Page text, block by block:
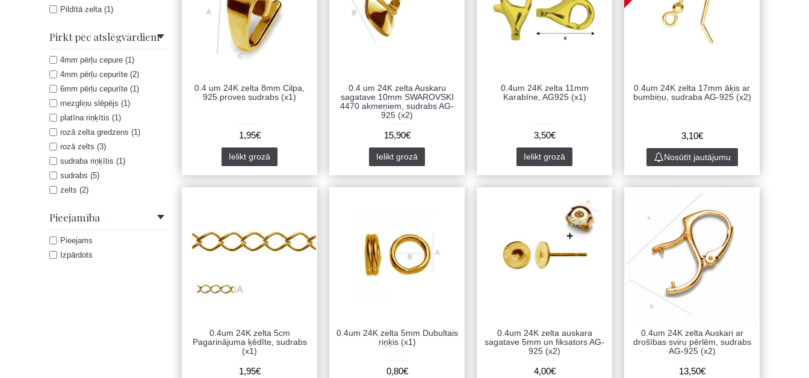
Pildītā zelta (1)
Pirkt pēc atslēgvārdiem
4mm pērļu cepure (1)
4mm pērļu cepurīte (2)
6mm pērļu cepurīte (1)
mezgliņu slēpējs (1)
platīna riņķītis (1)
rozā zelta gredzens (1)
rozā zelts (3)
sudraba riņķītis (1)
sudrabs (5)
zelts (2)
Pieejamība
Pieejams
Izpārdots
0.4 um 24K zelta 8mm Cilpa,
925.proves sudrabs (x1)
1,95€
Ielikt grozā
0.4 um 24K zelta Auskaru
sagatave 10mm SWAROVSKI
4470 akmeņiem, sudrabs AG-
925 (x2)
15,90€
Ielikt grozā
0.4um 24K zelta 11mm
Karabīne, AG925 (x1)
3,50€
Ielikt grozā
0.4um 24K zelta 17mm āķis ar
bumbiņu, sudraba AG-925 (x2)
3,10€
Nosūtīt jautājumu
0.4um 24K zelta 5cm
Pagarinājuma ķēdīte, sudrabs
(x1)
1,95€
0.4um 24K zelta 5mm Dubultais
riņķis (x1)
0,80€
0.4um 24K zelta auskara
sagatave 5mm un fiksators AG-
925 (x2)
4,00€
0.4um 24K zelta Auskari ar
drošības sviru pērlēm, sudrabs
AG-925 (x2)
13,50€